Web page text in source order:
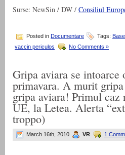
Surse: NewSin / DW / Consiliul
Posted in Documentare Tags:
vaccin periculos
No Comments »
Gripa aviara se intoarce
primavara. A murit
gripa aviara! Primul caz
UE, la Letea. Alerta
troppo)
March 16th, 2010 VR 1